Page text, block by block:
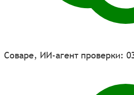
Соваре, ИИ-агент проверки: